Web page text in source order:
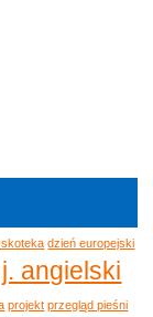
dzień europejski
j. angielski
projekt przegląd pieśni